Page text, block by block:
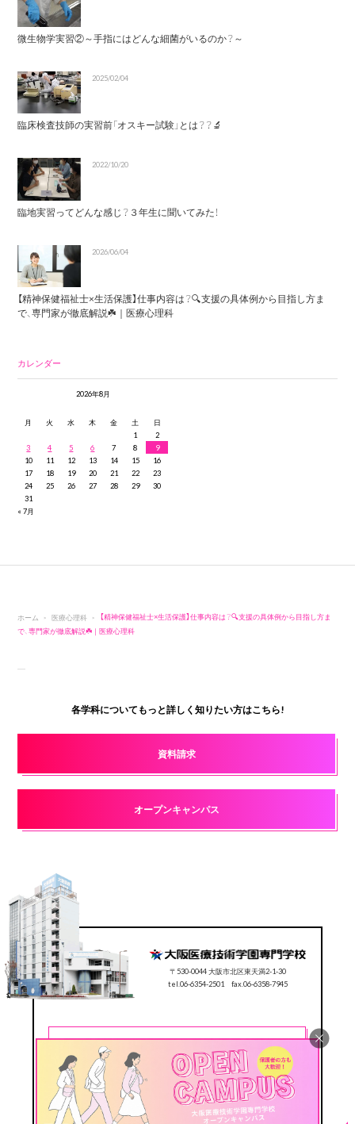
微生物学実習②～手指にはどんな細菌がいるのか？～
2025/02/04
臨床検査技師の実習前「オスキー試験」とは？？🔬
2022/10/20
臨地実習ってどんな感じ？３年生に聞いてみた！
2026/06/04
【精神保健福祉士×生活保護】仕事内容は？🔍支援の具体例から目指し方ま
で、専門家が徹底解説☘️｜医療心理科
カレンダー
2026年8月
月 火 水 木 金 土
日
1
2
3
4 5 6 7 8
9
10
11 12 13 14 15
16
17
18 19 20 21 22
23
24
25 26 27 28 29
30
31
« 7月
ホーム 医療心理科
【精神保健福祉士×生活保護】仕事内容は？🔍支援の具体例から目指し方ま
で、専門家が徹底解説☘️｜医療心理科
各学科についてもっと詳しく知りたい方はこちら!
資料請求
オープンキャンパス
〒530-0044 大阪市北区東天満2-1-30
tel.06-6354-2501 fax.06-6358-7945
CONTACT
0120-78-2501